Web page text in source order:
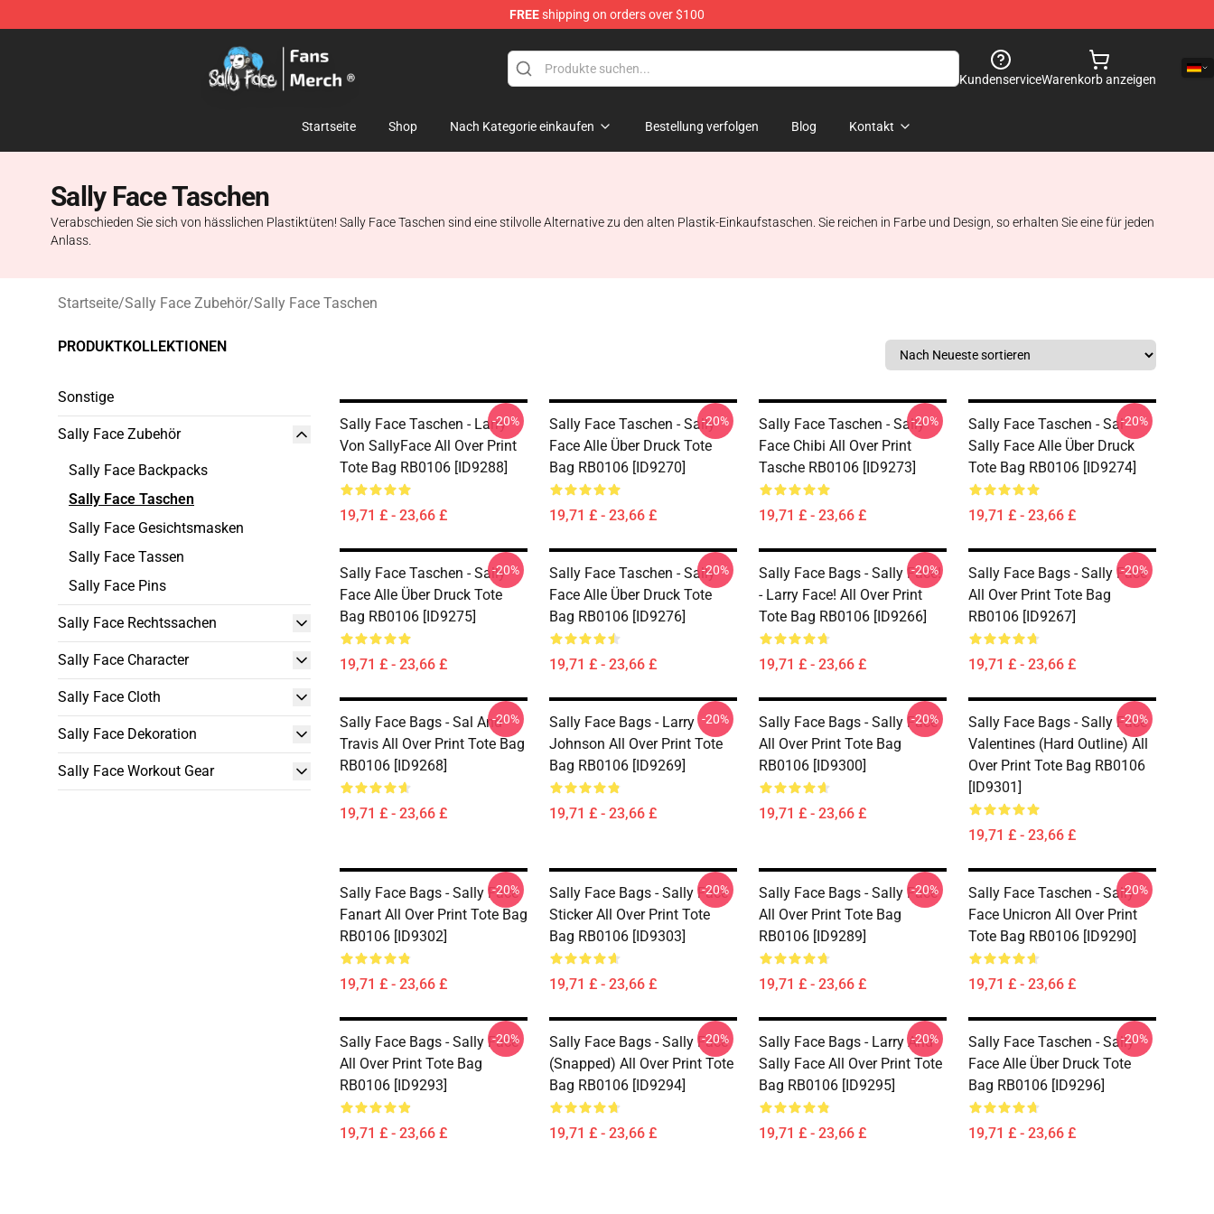
FREEshipping on orders over $100
Sally Face Store - Official Sally Face Merchandise Shop
KundenserviceWarenkorb anzeigen
Startseite Shop Nach Kategorie einkaufen Bestellung verfolgen Blog Kontakt
Sally Face Taschen
Verabschieden Sie sich von hässlichen Plastiktüten! Sally Face Taschen sind eine stilvolle Alternative zu den alten Plastik-Einkaufstaschen. Sie reichen in Farbe und Design, so erhalten Sie eine für jeden
Anlass.
Startseite/Sally Face Zubehör/Sally Face Taschen
PRODUKTKOLLEKTIONEN
Sonstige
Sally Face Zubehör
Sally Face Backpacks
Sally Face Taschen
Sally Face Gesichtsmasken
Sally Face Tassen
Sally Face Pins
Sally Face Rechtssachen
Sally Face Character
Sally Face Cloth
Sally Face Dekoration
Sally Face Workout Gear
Sally Face Taschen - Larry
Von SallyFace All Over Print
Tote Bag RB0106 [ID9288]
19,71 £ - 23,66 £
-20%
Sally Face Taschen - Sally
Face Alle Über Druck Tote
Bag RB0106 [ID9270]
19,71 £ - 23,66 £
-20%
Sally Face Taschen - Sally
Face Chibi All Over Print
Tasche RB0106 [ID9273]
19,71 £ - 23,66 £
-20%
Sally Face Taschen - Sal
Sally Face Alle Über Druck
Tote Bag RB0106 [ID9274]
19,71 £ - 23,66 £
-20%
Sally Face Taschen - Sally
Face Alle Über Druck Tote
Bag RB0106 [ID9275]
19,71 £ - 23,66 £
-20%
Sally Face Taschen - Sally
Face Alle Über Druck Tote
Bag RB0106 [ID9276]
19,71 £ - 23,66 £
-20%
Sally Face Bags - Sally Face!
- Larry Face! All Over Print
Tote Bag RB0106 [ID9266]
19,71 £ - 23,66 £
-20%
Sally Face Bags - Sally Face
All Over Print Tote Bag
RB0106 [ID9267]
19,71 £ - 23,66 £
-20%
Sally Face Bags - Sal And
Travis All Over Print Tote Bag
RB0106 [ID9268]
19,71 £ - 23,66 £
-20%
Sally Face Bags - Larry
Johnson All Over Print Tote
Bag RB0106 [ID9269]
19,71 £ - 23,66 £
-20%
Sally Face Bags - Sally Face
All Over Print Tote Bag
RB0106 [ID9300]
19,71 £ - 23,66 £
-20%
Sally Face Bags - Sally Face
Valentines (Hard Outline) All
Over Print Tote Bag RB0106
[ID9301]
19,71 £ - 23,66 £
-20%
Sally Face Bags - Sally Face
Fanart All Over Print Tote Bag
RB0106 [ID9302]
19,71 £ - 23,66 £
-20%
Sally Face Bags - Sally Face
Sticker All Over Print Tote
Bag RB0106 [ID9303]
19,71 £ - 23,66 £
-20%
Sally Face Bags - Sally Face
All Over Print Tote Bag
RB0106 [ID9289]
19,71 £ - 23,66 £
-20%
Sally Face Taschen - Sally
Face Unicron All Over Print
Tote Bag RB0106 [ID9290]
19,71 £ - 23,66 £
-20%
Sally Face Bags - Sally Face
All Over Print Tote Bag
RB0106 [ID9293]
19,71 £ - 23,66 £
-20%
Sally Face Bags - Sally Face
(Snapped) All Over Print Tote
Bag RB0106 [ID9294]
19,71 £ - 23,66 £
-20%
Sally Face Bags - Larry And
Sally Face All Over Print Tote
Bag RB0106 [ID9295]
19,71 £ - 23,66 £
-20%
Sally Face Taschen - Sally
Face Alle Über Druck Tote
Bag RB0106 [ID9296]
19,71 £ - 23,66 £
-20%